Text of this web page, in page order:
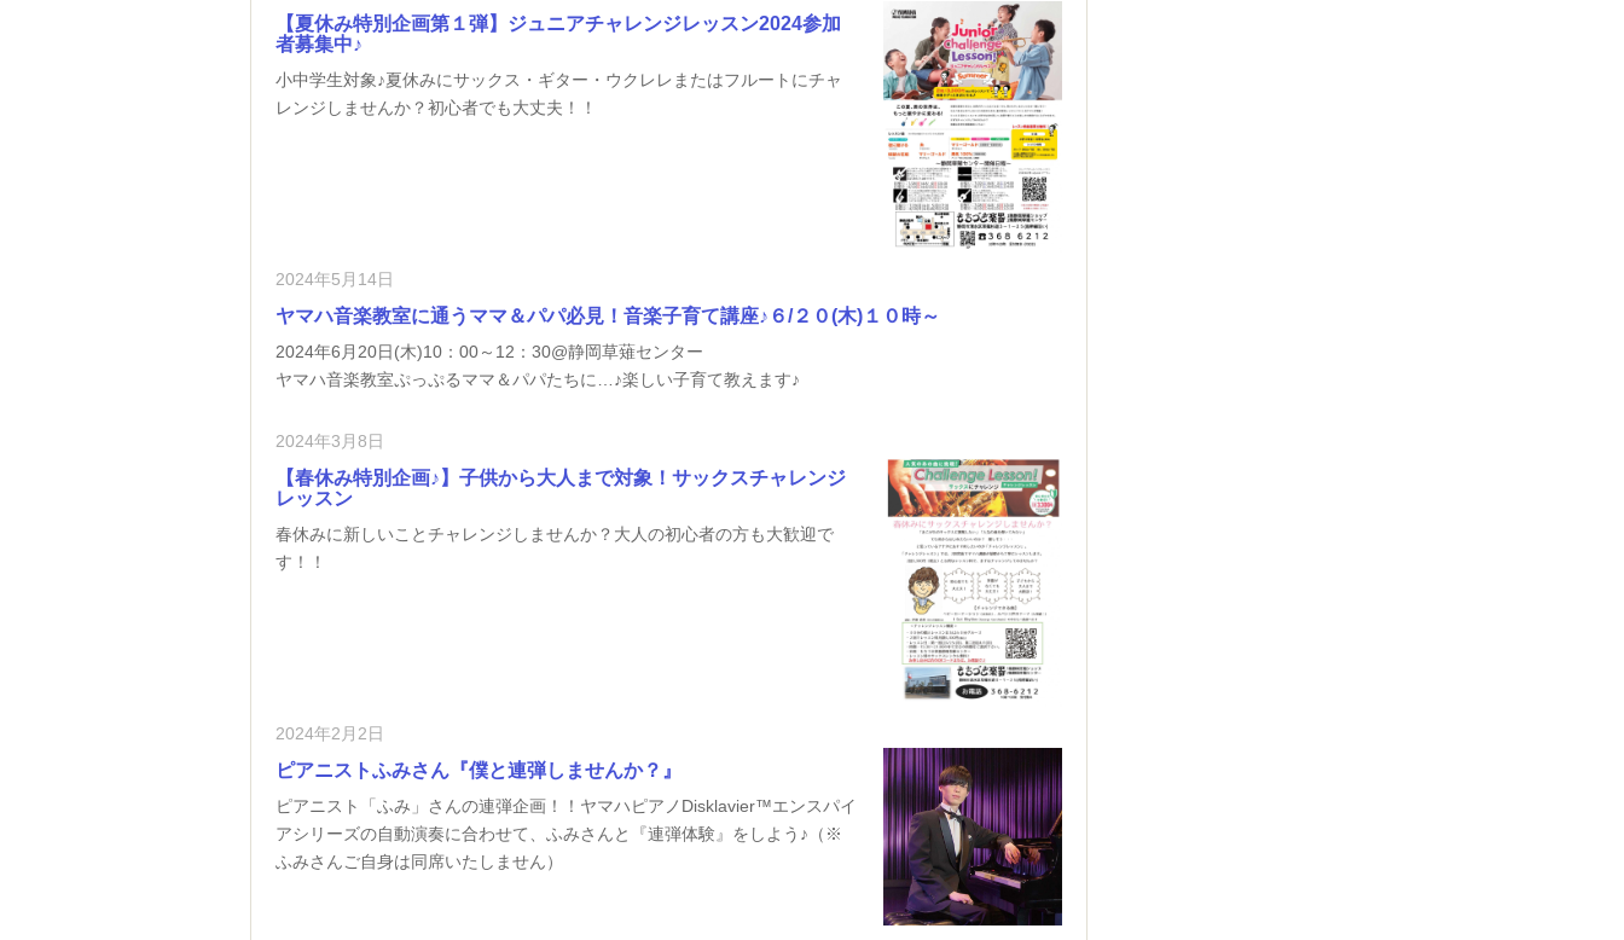
【夏休み特別企画第１弾】ジュニアチャレンジレッスン2024参加
者募集中♪
小中学生対象♪夏休みにサックス・ギター・ウクレレまたはフルートにチャ
レンジしませんか？初心者でも大丈夫！！
2024年5月14日
ヤマハ音楽教室に通うママ＆パパ必見！音楽子育て講座♪６/２０(木)１０時～
2024年6月20日(木)10：00～12：30@静岡草薙センター
ヤマハ音楽教室ぷっぷるママ＆パパたちに…♪楽しい子育て教えます♪
2024年3月8日
【春休み特別企画♪】子供から大人まで対象！サックスチャレンジ
レッスン
春休みに新しいことチャレンジしませんか？大人の初心者の方も大歓迎で
す！！
2024年2月2日
ピアニストふみさん『僕と連弾しませんか？』
ピアニスト「ふみ」さんの連弾企画！！ヤマハピアノDisklavier™エンスパイ
アシリーズの自動演奏に合わせて、ふみさんと『連弾体験』をしよう♪（※
ふみさんご自身は同席いたしません）